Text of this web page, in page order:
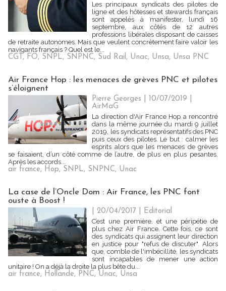
Les principaux syndicats des pilotes de
ligne et des hôtesses et stewards français
sont appelés à manifester, lundi 16
septembre, aux côtés de 12 autres
professions libérales disposant de caisses
de retraite autonomes. Mais que veulent concrètement faire valoir les
navigants français ? Quel est le...
CGT , FO, SNPL, SNPNC, Sud Rail, Unac, Unsa, Unsa PNC
Air France Hop : les menaces de grèves PNC et pilotes
s’éloignent
Pierre Georges | 10/07/2019
AirMaG
La direction d'Air France Hop a rencontré
dans la même journée du mardi 9 juillet
2019, les syndicats représentatifs des PNC
puis ceux des pilotes. Le but : calmer les
esprits alors que les menaces de grèves
se faisaient, d’un côté comme de l’autre, de plus en plus pesantes.
Après les accords...
air france, Hop, SNPL, SNPNC, Unac
La case de l’Oncle Dom : Air France, les PNC font
ouste à Boost !
| 20/04/2017
Editorial
C’est une première, et une péripétie de
plus chez Air France. Cette fois, ce sont
des syndicats qui assignent leur direction
en justice pour "refus de discuter". Alors
que, comble de l'imbécillité, les syndicats
sont incapables de mener une action
unitaire ! On a déjà la droite la plus bête du...
air france, Hollande, PNC, Unac, Unsa